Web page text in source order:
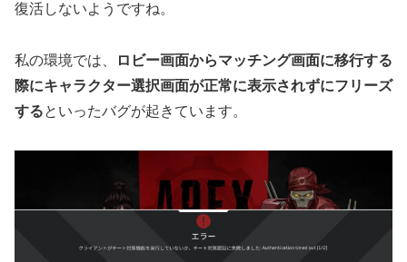
復活しないようですね。
私の環境では、
ロビー画面からマッチング画面に移行する
際にキャラクター選択画面が正常に表示されずにフリーズ
するといったバグが起きています。